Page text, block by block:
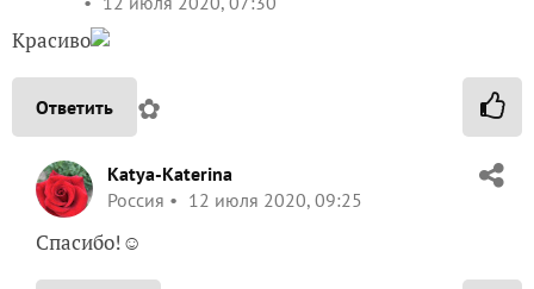
Красиво
Ответить ✿
Katya-Katerina
Россия
12 июля 2020, 09:25
Спасибо!☺️